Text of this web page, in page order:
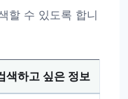
할 수 있도록 합니
색하고 싶은 정보